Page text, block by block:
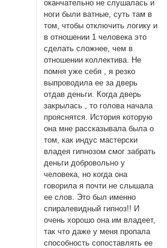
оканчательно не слушалась и
ноги были ватные, суть там в
том, чтобы отключить логику и
в отношении 1 человека это
сделать сложнее, чем в
отношении коллектива. Не
помня уже себя , я резко
выпроводила ее за дверь
отдав деньги. Когда дверь
закрылась , то голова начала
прояснятся. История которую
она мне рассказывала была о
том, как индус мастерски
владея гипнозом смог забрать
деньги добровольно у
человека, но когда она
говорила я почти не слышала
ее слов. Это был именно
спиралевидный гипноз!! И
очень хорошо она им владеет,
так что даже у меня пропала
способность сопоставлять ее